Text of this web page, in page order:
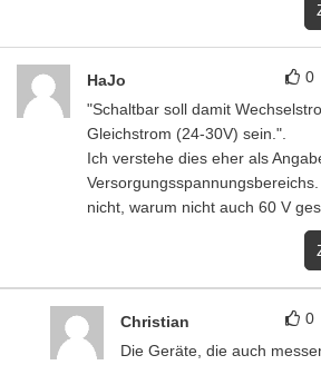
0
HaJo
"Schaltbar soll damit
Gleichstrom (24-30V) sein.".
Ich verstehe dies eher als
nicht, warum nicht auch 60 V
0
Christian
Die Geräte, die auch